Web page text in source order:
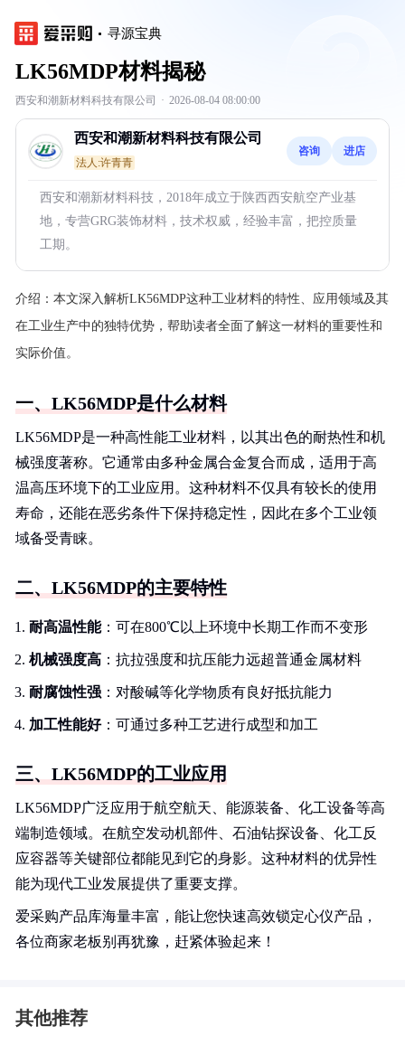
寻源宝典
LK56MDP材料揭秘
西安和潮新材料科技有限公司 · 2026-08-04 08:00:00
西安和潮新材料科技有限公司
法人:许青青
咨询 进店
西安和潮新材料科技，2018年成立于陕西西安航空产业基
地，专营GRG装饰材料，技术权威，经验丰富，把控质量
工期。
介绍： 本文深入解析LK56MDP这种工业材料的特性、应用领域及其
在工业生产中的独特优势，帮助读者全面了解这一材料的重要性和
实际价值。
一、LK56MDP是什么材料
LK56MDP是一种高性能工业材料，以其出色的耐热性和机
械强度著称。它通常由多种金属合金复合而成，适用于高
温高压环境下的工业应用。这种材料不仅具有较长的使用
寿命，还能在恶劣条件下保持稳定性，因此在多个工业领
域备受青睐。
二、LK56MDP的主要特性
耐高温性能：可在800℃以上环境中长期工作而不变形
机械强度高 ：抗拉强度和抗压能力远超普通金属材料
耐腐蚀性强 ：对酸碱等化学物质有良好抵抗能力
加工性能好：可通过多种工艺进行成型和加工
三、LK56MDP的工业应用
LK56MDP广泛应用于航空航天、能源装备、化工设备等高
端制造领域。在航空发动机部件、石油钻探设备、化工反
应容器等关键部位都能见到它的身影。这种材料的优异性
能为现代工业发展提供了重要支撑。
爱采购产品库海量丰富，能让您快速高效锁定心仪产品，
各位商家老板别再犹豫，赶紧体验起来！
其他推荐